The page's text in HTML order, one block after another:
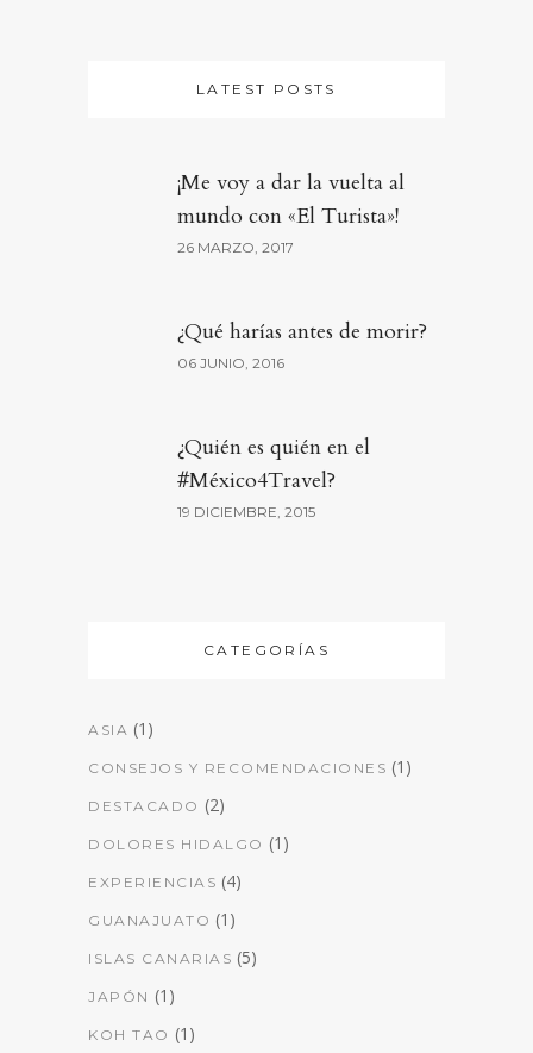
LATEST POSTS
¡Me voy a dar la vuelta al
mundo con «El Turista»!
26 MARZO, 2017
¿Qué harías antes de morir?
06 JUNIO, 2016
¿Quién es quién en el
#México4Travel?
19 DICIEMBRE, 2015
CATEGORÍAS
ASIA (1)
CONSEJOS Y RECOMENDACIONES (1)
DESTACADO (2)
DOLORES HIDALGO (1)
EXPERIENCIAS (4)
GUANAJUATO (1)
ISLAS CANARIAS (5)
JAPÓN (1)
KOH TAO (1)